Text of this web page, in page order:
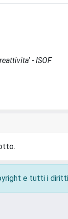
- ISOF
e tutti i